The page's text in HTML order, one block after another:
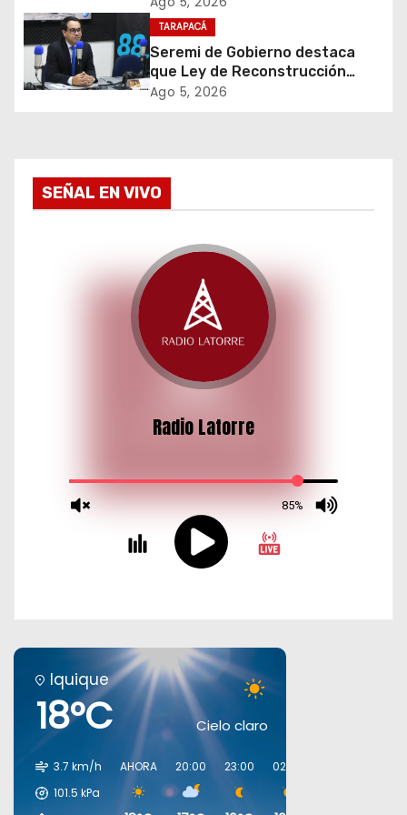
e
e
r
a
millones*
TARAPACÁ
Seremi de Gobierno destaca
que Ley de Reconstrucción
Nacional impulsará la inversión
Ago 5, 2026
SEÑAL EN VIVO
Iquique
18°C Cielo claro
3.7 km/h
101.5 kPa
AHORA 20:00 23:00 02:00